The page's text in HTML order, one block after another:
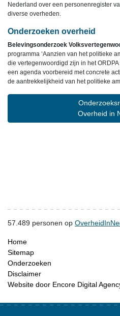
Nederland over een personenregister
diverse overheden.
Onderzoeken overheid
Belevingsonderzoek
programma ‘Aanzien van het politieke
die vertegenwoordigd zijn in het
een agenda voorbereid met concrete
de aantrekkelijkheid van het politieke
Overheid in
57.489 personen op
Home
Sitemap
Onderzoeken
Disclaimer
Website door Encore Digital